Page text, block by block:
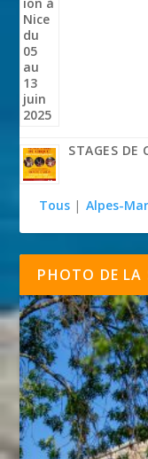
STAGES DE
Tous | Alpes-
PHOTO DE LA